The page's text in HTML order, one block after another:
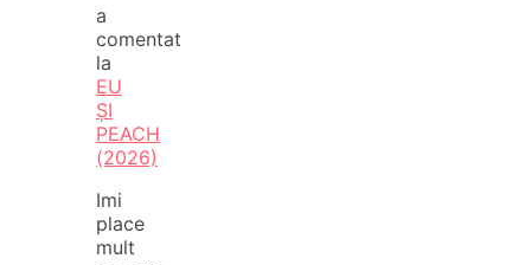
a
comentat
la
EU
ȘI
PEACH
(2026)
Imi
place
mult